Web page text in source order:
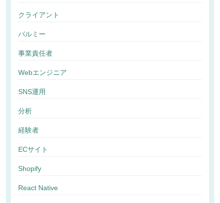
クライアント
パルミー
事業責任者
Webエンジニア
SNS運用
分析
経験者
ECサイト
Shopify
React Native